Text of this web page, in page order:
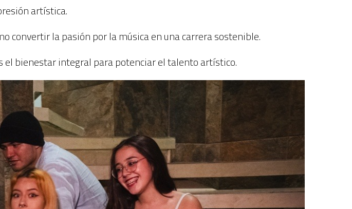
artística.
convertir la pasión por la música en una carrera sostenible.
el bienestar integral para potenciar el talento artístico.